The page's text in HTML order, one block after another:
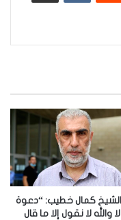
كمال خطيب: “دعوة
والله لا نقول إلا ما قال